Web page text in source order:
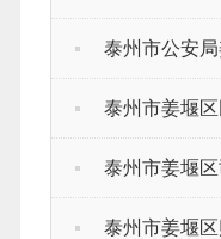
泰州市公安
泰州市姜堰
泰州市姜堰
泰州市姜堰